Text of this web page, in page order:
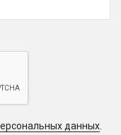
данных